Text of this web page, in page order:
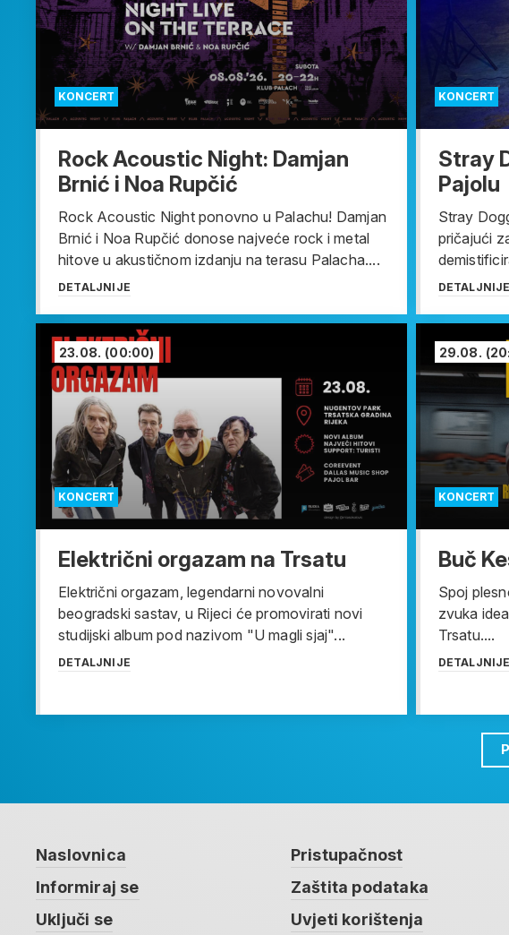
KONCERT
Rock Acoustic Night: Damjan
Brnić i Noa Rupčić
Rock Acoustic Night ponovno u Palachu! Damjan
Brnić i Noa Rupčić donose najveće rock i metal
hitove u akustičnom izdanju na terasu Palacha....
DETALJNIJE
KONCERT
Stray
Pajolu
Stray
pričajući
DETALJNIJE
KONCERT
23.08. (00:00)
Električni orgazam na Trsatu
Električni orgazam, legendarni novovalni
beogradski sastav, u Rijeci će promovirati novi
studijski album pod nazivom "U magli sjaj"...
DETALJNIJE
KONCERT
29.08.
Buč
Spoj
zvuka
Trsatu....
DETALJNIJE
Naslovnica
Informiraj se
Uključi se
Pristupačnost
Zaštita podataka
Uvjeti korištenja